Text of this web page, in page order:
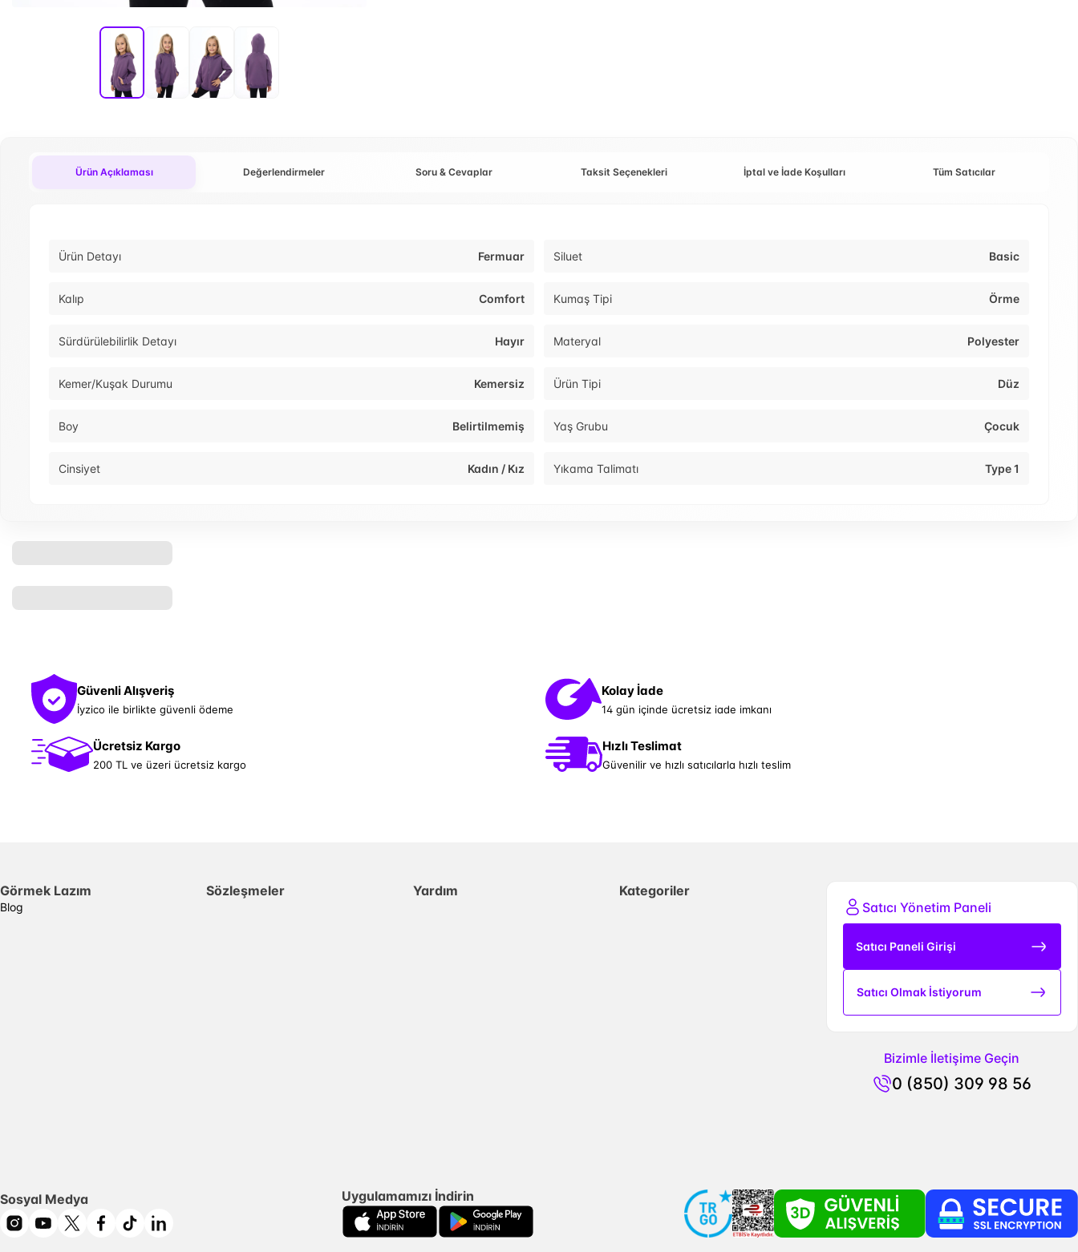
Ürün Açıklaması Değerlendirmeler Soru & Cevaplar Taksit Seçenekleri İptal ve İade Koşulları Tüm Satıcılar
Ürün Detayı Fermuar Siluet Basic
Kalıp Comfort Kumaş Tipi Örme
Sürdürülebilirlik Detayı Hayır Materyal Polyester
Kemer/Kuşak Durumu Kemersiz Ürün Tipi Düz
Boy Belirtilmemiş Yaş Grubu Çocuk
Cinsiyet Kadın / Kız Yıkama Talimatı Type 1
Güvenli Alışveriş
İyzico ile birlikte güvenli ödeme
Kolay İade
14 gün içinde ücretsiz iade imkanı
Ücretsiz Kargo
200 TL ve üzeri ücretsiz kargo
Hızlı Teslimat
Güvenilir ve hızlı satıcılarla hızlı teslim
Görmek Lazım
Blog
Sözleşmeler Yardım
Kategoriler
Satıcı Yönetim Paneli
Satıcı Paneli Girişi
Satıcı Olmak İstiyorum
Bizimle İletişime Geçin
0 (850) 309 98 56
Sosyal Medya Uygulamamızı İndirin